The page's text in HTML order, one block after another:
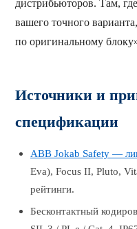
дистрибьюторов. Там,
вашего точного
по оригинальному
Источники и
спецификации
ABB Jokab Safety —
Eva), Focus II, Pluto,
рейтинги.
Бесконтактный